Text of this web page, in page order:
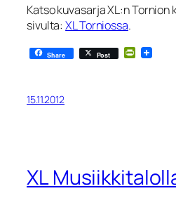
Katso kuvasarja XL:n Tornion
sivulta:XL Torniossa.
Share Post
15.11.2012
XL